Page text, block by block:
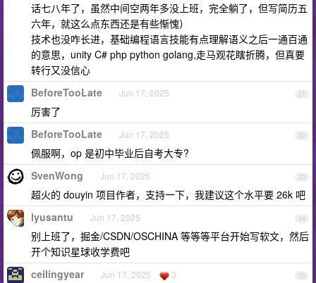
话七八年了，虽然中间空两年多没上班，完全躺了，但写简历五
六年，就这么点东西还是有些惭愧）
技术也没咋长进，基础编程语言技能有点理解语义之后一通百通
的意思，unity C# php python golang,走马观花瞎折腾，但真要
转行又没信心
21
BeforeTooLate Jun 17, 2025
厉害了
22
BeforeTooLate Jun 17, 2025
佩服啊，op 是初中毕业后自考大专?
23
SvenWong Jun 17, 2025
超火的 douyin 项目作者，支持一下，我建议这个水平要 26k 吧
24
lyusantu Jun 17, 2025
别上班了，掘金/CSDN/OSCHINA 等等等平台开始写软文，然后
开个知识星球收学费吧
25
ceilingyear Jun 17, 2025 3